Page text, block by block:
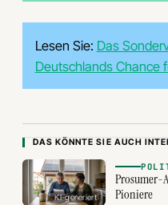
Lesen Sie: Das
Deutschlands Chance
DAS KÖNNTE SIE AUCH
KI-generiert
Prosumer-
Pioniere